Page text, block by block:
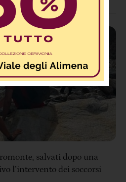
salvati dopo una
l’intervento dei soccorsi